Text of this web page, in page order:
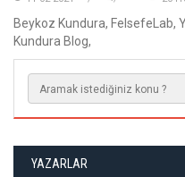
Beykoz Kundura, FelsefeLab,
Kundura Blog,
YAZARLAR